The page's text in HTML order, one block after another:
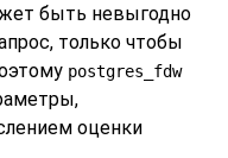
быть невыгодно
только чтобы
postgres_fdw
оценки